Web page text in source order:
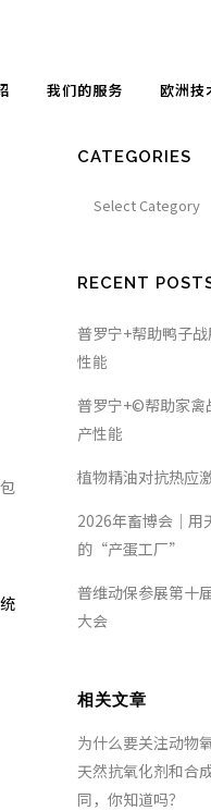
我们的服务 欧洲技
CATEGORIES
RECENT
普罗宁+帮助鸭子
性能
普罗宁+©帮助家禽
产性能
植物精油对抗热应
2026年畜博会｜用
的“产蛋工厂”
普维动保参展第十
大会
相关文章
为什么要关注动物
天然抗氧化剂和合
同，你知道吗？